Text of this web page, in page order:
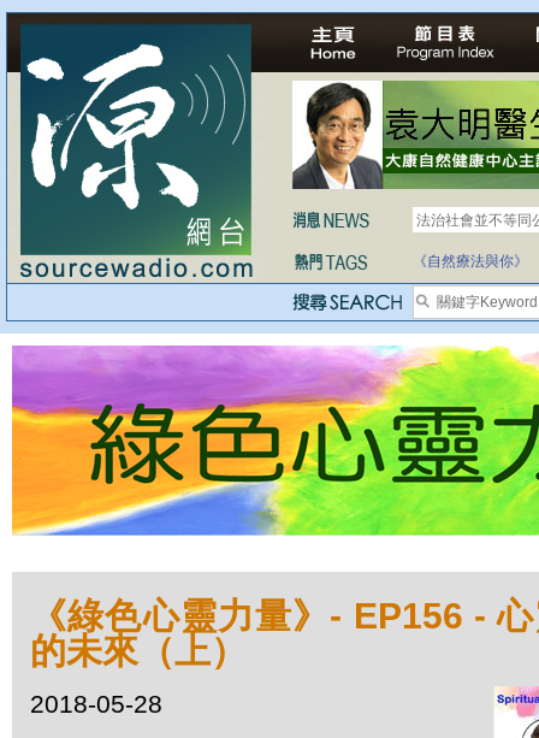
法治社會並不等同
自家教育合法化-
《自然療法與你》
《綠色心靈力量》- EP156 -
的未來（上）
2018-05-28